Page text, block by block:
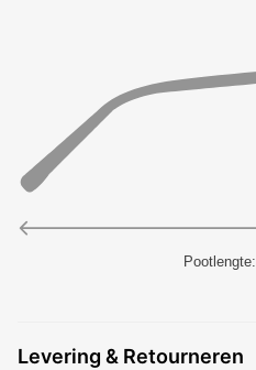
Pootlengte:
Levering & Retourneren